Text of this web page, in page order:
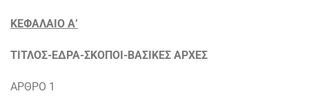
ΚΕΦΑΛΑΙΟ Α’
ΤΙΤΛΟΣ-ΕΔΡΑ-ΣΚΟΠΟΙ-ΒΑΣΙΚΕΣ ΑΡΧΕΣ
ΑΡΘΡΟ 1